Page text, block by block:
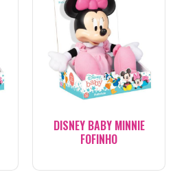
DISNEY BABY MINNIE
FOFINHO